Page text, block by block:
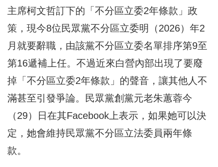
主席柯文哲訂下的「不分區立委2年條款」政
策，現今8位民眾黨不分區立委明（2026）年2
月就要辭職，由該黨不分區立委名單排序第9至
第16遞補上任。不過近來白營內部出現了要廢
掉「不分區立委2年條款」的聲音，讓其他人不
滿甚至引發爭論。民眾黨創黨元老朱蕙蓉今
（29）日在其Facebook上表示，如果她可以決
定，她會維持民眾黨不分區立法委員兩年條
款。